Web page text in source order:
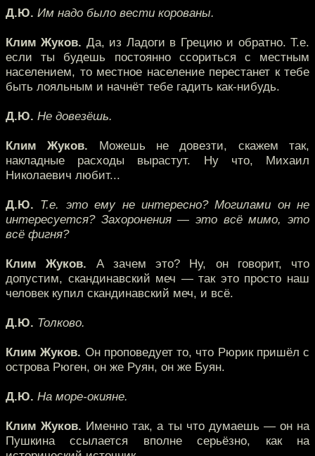
Д.Ю. Им надо было вести корованы.
Клим Жуков. Да, из Ладоги в Грецию и обратно. Т.е.
если ты будешь постоянно ссориться с местным
населением, то местное население перестанет к тебе
быть лояльным и начнёт тебе гадить как-нибудь.
Д.Ю. Не довезёшь.
Клим Жуков. Можешь не довезти, скажем так,
накладные расходы вырастут. Ну что, Михаил
Николаевич любит...
Д.Ю. Т.е. это ему не интересно? Могилами он не
интересуется? Захоронения — это всё мимо, это
всё фигня?
Клим Жуков. А зачем это? Ну, он говорит, что
допустим, скандинавский меч — так это просто наш
человек купил скандинавский меч, и всё.
Д.Ю. Толково.
Клим Жуков. Он проповедует то, что Рюрик пришёл с
острова Рюген, он же Руян, он же Буян.
Д.Ю. На море-окияне.
Клим Жуков. Именно так, а ты что думаешь — он на
Пушкина ссылается вполне серьёзно, как на